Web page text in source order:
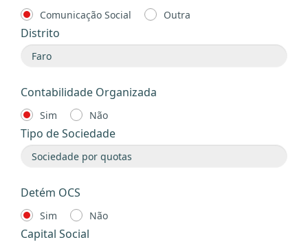
Comunicação Social Outra
Distrito
Contabilidade Organizada
Sim Não
Tipo de Sociedade
Detém OCS
Sim Não
Capital Social